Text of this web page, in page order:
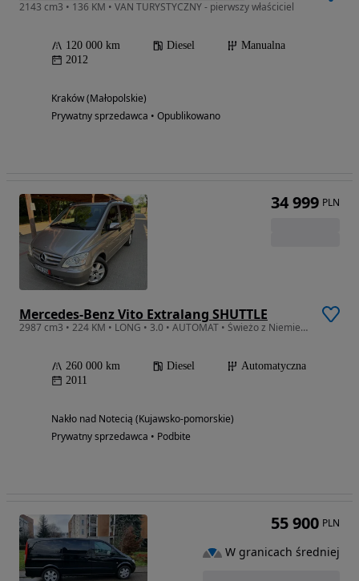
2143 cm3 • 136 KM • VAN TURYSTYCZNY - pierwszy właściciel
120 000 km Diesel
Manualna
2012
Kraków (Małopolskie)
Prywatny sprzedawca • Opublikowano
Mercedes-Benz Vito Extralang SHUTTLE
2987 cm3 • 224 KM • LONG • 3.0 • AUTOMAT • Świeżo z Niemiec • LIFT • Bogate Wyposażenie
260 000 km Diesel
Automatyczna
2011
Nakło nad Notecią (Kujawsko-pomorskie)
Prywatny sprzedawca • Podbite
34 999 PLN
55 900 PLN
W granicach średniej